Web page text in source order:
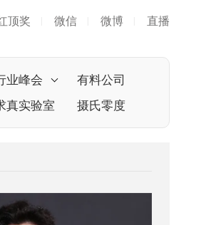
顶奖 微信 微博 直播
业峰会
有料公司
真实验室
摄氏零度